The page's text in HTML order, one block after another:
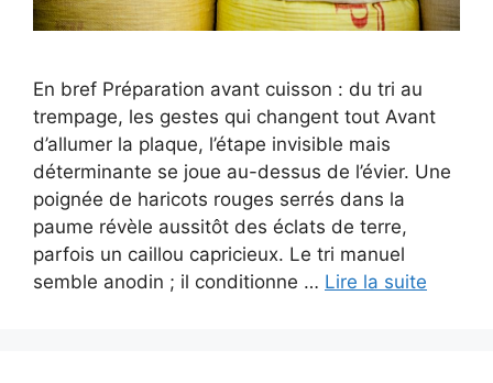
En bref Préparation avant cuisson : du tri au
trempage, les gestes qui changent tout Avant
d’allumer la plaque, l’étape invisible mais
déterminante se joue au-dessus de l’évier. Une
poignée de haricots rouges serrés dans la
paume révèle aussitôt des éclats de terre,
parfois un caillou capricieux. Le tri manuel
semble anodin ; il conditionne … Lire la suite